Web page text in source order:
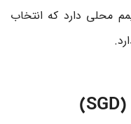
محلی دارد که انتخاب